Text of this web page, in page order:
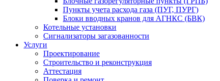
Пункты учета расхода газа (ПУГ, ПУРГ)
Блоки вводных кранов для АГНКС (БВК)
Котельные установки
Сигнализаторы загазованности
Услуги
Проектирование
Строительство и реконструкция
Аттестация